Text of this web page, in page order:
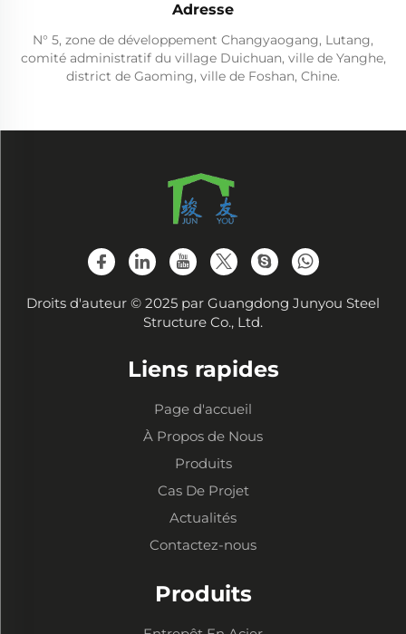
Adresse
N° 5, zone de développement Changyaogang, Lutang,
comité administratif du village Duichuan, ville de Yanghe,
district de Gaoming, ville de Foshan, Chine.
Droits d'auteur © 2025 par Guangdong Junyou Steel
Structure Co., Ltd.
Liens rapides
Page d'accueil
À Propos de Nous
Produits
Cas De Projet
Actualités
Contactez-nous
Produits